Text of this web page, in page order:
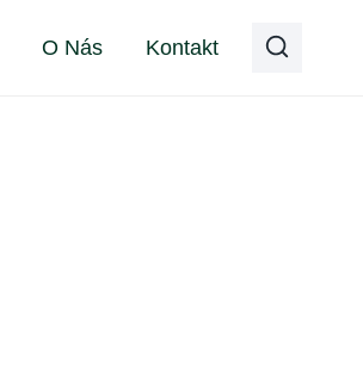
O Nás Kontakt